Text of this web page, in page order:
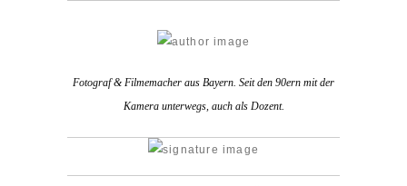
Fotograf & Filmemacher aus Bayern. Seit den 90ern mit der
Kamera unterwegs, auch als Dozent.